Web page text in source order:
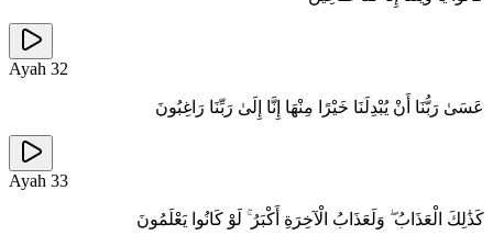
Ayah 32
عَسَىٰ رَبُّنَا أَنْ يُبْدِلَنَا خَيْرًا مِنْهَا إِنَّا إِلَىٰ رَبِّنَا رَاغِبُونَ
Ayah 33
كَذَٰلِكَ الْعَذَابُ ۖ وَلَعَذَابُ الْآخِرَةِ أَكْبَرُ ۚ لَوْ كَانُوا يَعْلَمُونَ